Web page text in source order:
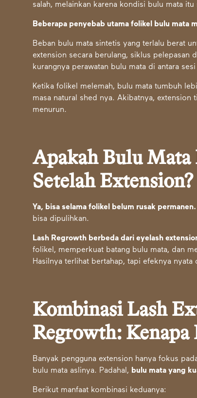
salah, melainkan karena kondisi bulu mata itu
Beberapa penyebab utama folikel bulu mata
Beban bulu mata sintetis yang terlalu berat
extension secara berulang, siklus pelepasan
kurangnya perawatan bulu mata di antara
Ketika folikel melemah, bulu mata tumbuh
masa natural shed nya. Akibatnya,
menurun.
Apakah Bulu Mata
Setelah Extension?
Ya, bisa selama folikel belum rusak permanen.
bisa dipulihkan.
Lash Regrowth berbeda dari eyelash
folikel, memperkuat batang bulu mata, dan
Hasilnya terlihat bertahap, tapi efeknya nyata
Kombinasi Lash
Regrowth: Kenapa
Banyak pengguna extension hanya fokus
bulu mata aslinya. Padahal, bulu mata yang
Berikut manfaat kombinasi keduanya: